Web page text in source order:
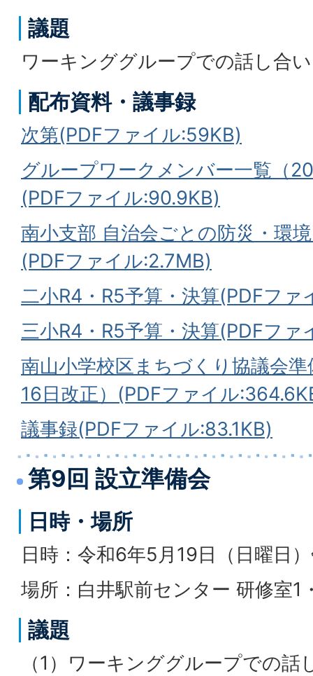
議題
ワーキンググループでの話し合い
配布資料・議事録
次第(PDFファイル:59KB)
グループワークメンバー一覧（
(PDFファイル:90.9KB)
南小支部 自治会ごとの防災・環
(PDFファイル:2.7MB)
二小R4・R5予算・決算(PDFファ
三小R4・R5予算・決算(PDFフ
南山小学校区まちづくり協議会
16日改正）(PDFファイル
議事録(PDFファイル:83.1KB)
第9回 設立準備会
日時・場所
日時：令和6年5月19日（日曜日
場所：白井駅前センター 研修室1
議題
（1）ワーキンググループでの話